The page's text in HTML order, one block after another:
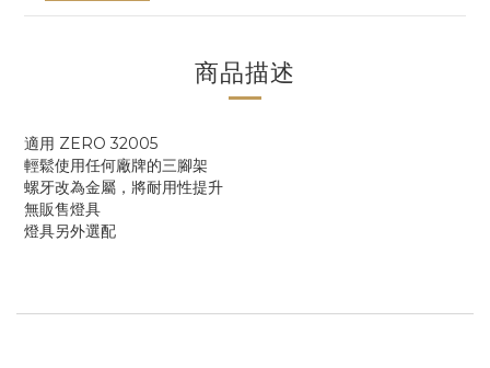
商品描述
適用 ZERO 32005
輕鬆使用任何廠牌的三腳架
螺牙改為金屬，將耐用性提升
無販售燈具
燈具另外選配